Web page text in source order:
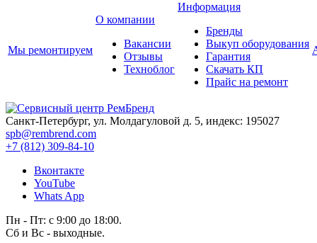
Мы ремонтируем
О компании
Вакансии
Отзывы
Техноблог
Информация
Бренды
Выкуп оборудования
Гарантия
Скачать КП
Прайс на ремонт
Санкт-Петербург, ул. Молдагуловой д. 5, индекс: 195027
spb@rembrend.com
+7 (812) 309-84-10
Вконтакте
YouTube
Whats App
Пн - Пт: с 9:00 до 18:00.
Сб и Вс - выходные.